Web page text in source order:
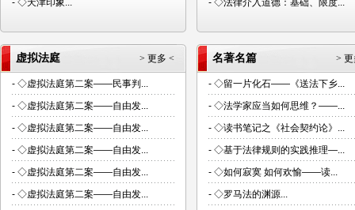
- ◇天津印象... - ◇法律介入道德：基础、限度...
> 更多 <
虚拟法庭
- ◇虚拟法庭第二案——民事判...
- ◇虚拟法庭第二案——自由发...
- ◇虚拟法庭第二案——自由发...
- ◇虚拟法庭第二案——自由发...
- ◇虚拟法庭第二案——自由发...
- ◇虚拟法庭第二案——自由发...
>
名著名篇
- ◇留一片化石——《送法下乡...
- ◇法学家应当如何思维？——...
- ◇读书笔记之《社会契约论》...
- ◇基于法律规则的实践推理—...
- ◇如何寂寞 如何欢愉——读...
- ◇罗马法的渊源...